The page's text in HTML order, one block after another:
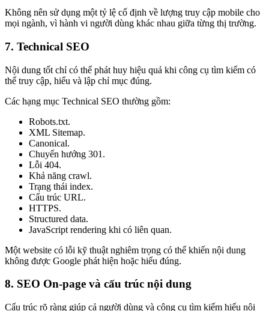
Không nên sử dụng một tỷ lệ cố định về lượng truy cập mobile cho
mọi ngành, vì hành vi người dùng khác nhau giữa từng thị trường.
7. Technical SEO
Nội dung tốt chỉ có thể phát huy hiệu quả khi công cụ tìm kiếm có
thể truy cập, hiểu và lập chỉ mục đúng.
Các hạng mục Technical SEO thường gồm:
Robots.txt.
XML Sitemap.
Canonical.
Chuyển hướng 301.
Lỗi 404.
Khả năng crawl.
Trạng thái index.
Cấu trúc URL.
HTTPS.
Structured data.
JavaScript rendering khi có liên quan.
Một website có lỗi kỹ thuật nghiêm trọng có thể khiến nội dung
không được Google phát hiện hoặc hiểu đúng.
8. SEO On-page và cấu trúc nội dung
Cấu trúc rõ ràng giúp cả người dùng và công cụ tìm kiếm hiểu nội